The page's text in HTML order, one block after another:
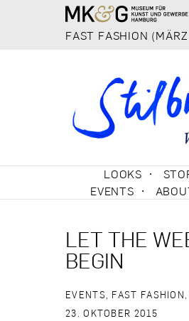
FAST FASHION
SKIP TO CONTENTLOOKS
EVENTS
LET THE
BEGIN
EVENTS, FAST FASHION,
23. OKTOBER 2015